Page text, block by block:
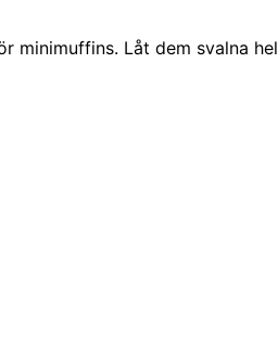
minimuffins. Låt dem svalna